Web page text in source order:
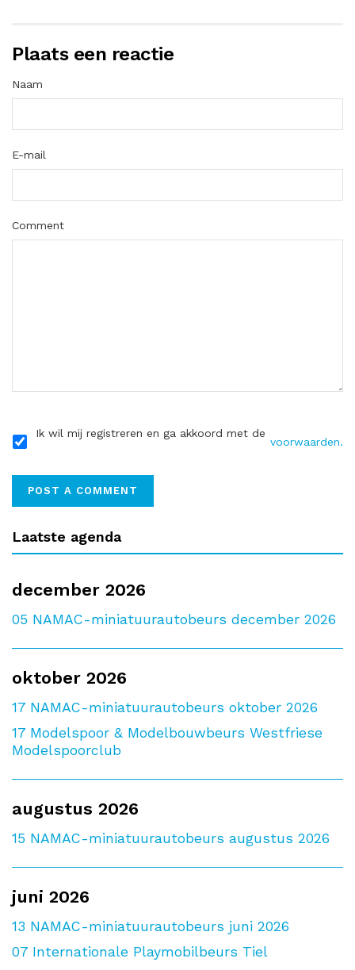
Plaats een reactie
Naam
E-mail
Comment
Ik wil mij registreren en ga akkoord met de
voorwaarden.
Laatste agenda
december 2026
05 NAMAC-miniatuurautobeurs december 2026
oktober 2026
17 NAMAC-miniatuurautobeurs oktober 2026
17 Modelspoor & Modelbouwbeurs Westfriese
Modelspoorclub
augustus 2026
15 NAMAC-miniatuurautobeurs augustus 2026
juni 2026
13 NAMAC-miniatuurautobeurs juni 2026
07 Internationale Playmobilbeurs Tiel